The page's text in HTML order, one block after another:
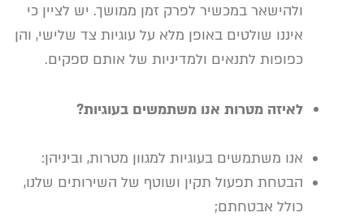
ולהישאר במכשיר לפרק זמן ממושך. יש לציין כי
איננו שולטים באופן מלא על עוגיות צד שלישי, והן
כפופות לתנאים ולמדיניות של אותם ספקים.
לאיזה מטרות אנו משתמשים בעוגיות?
אנו משתמשים בעוגיות למגוון מטרות, וביניהן:
הבטחת תפעול תקין ושוטף של השירותים שלנו,
כולל אבטחתם;